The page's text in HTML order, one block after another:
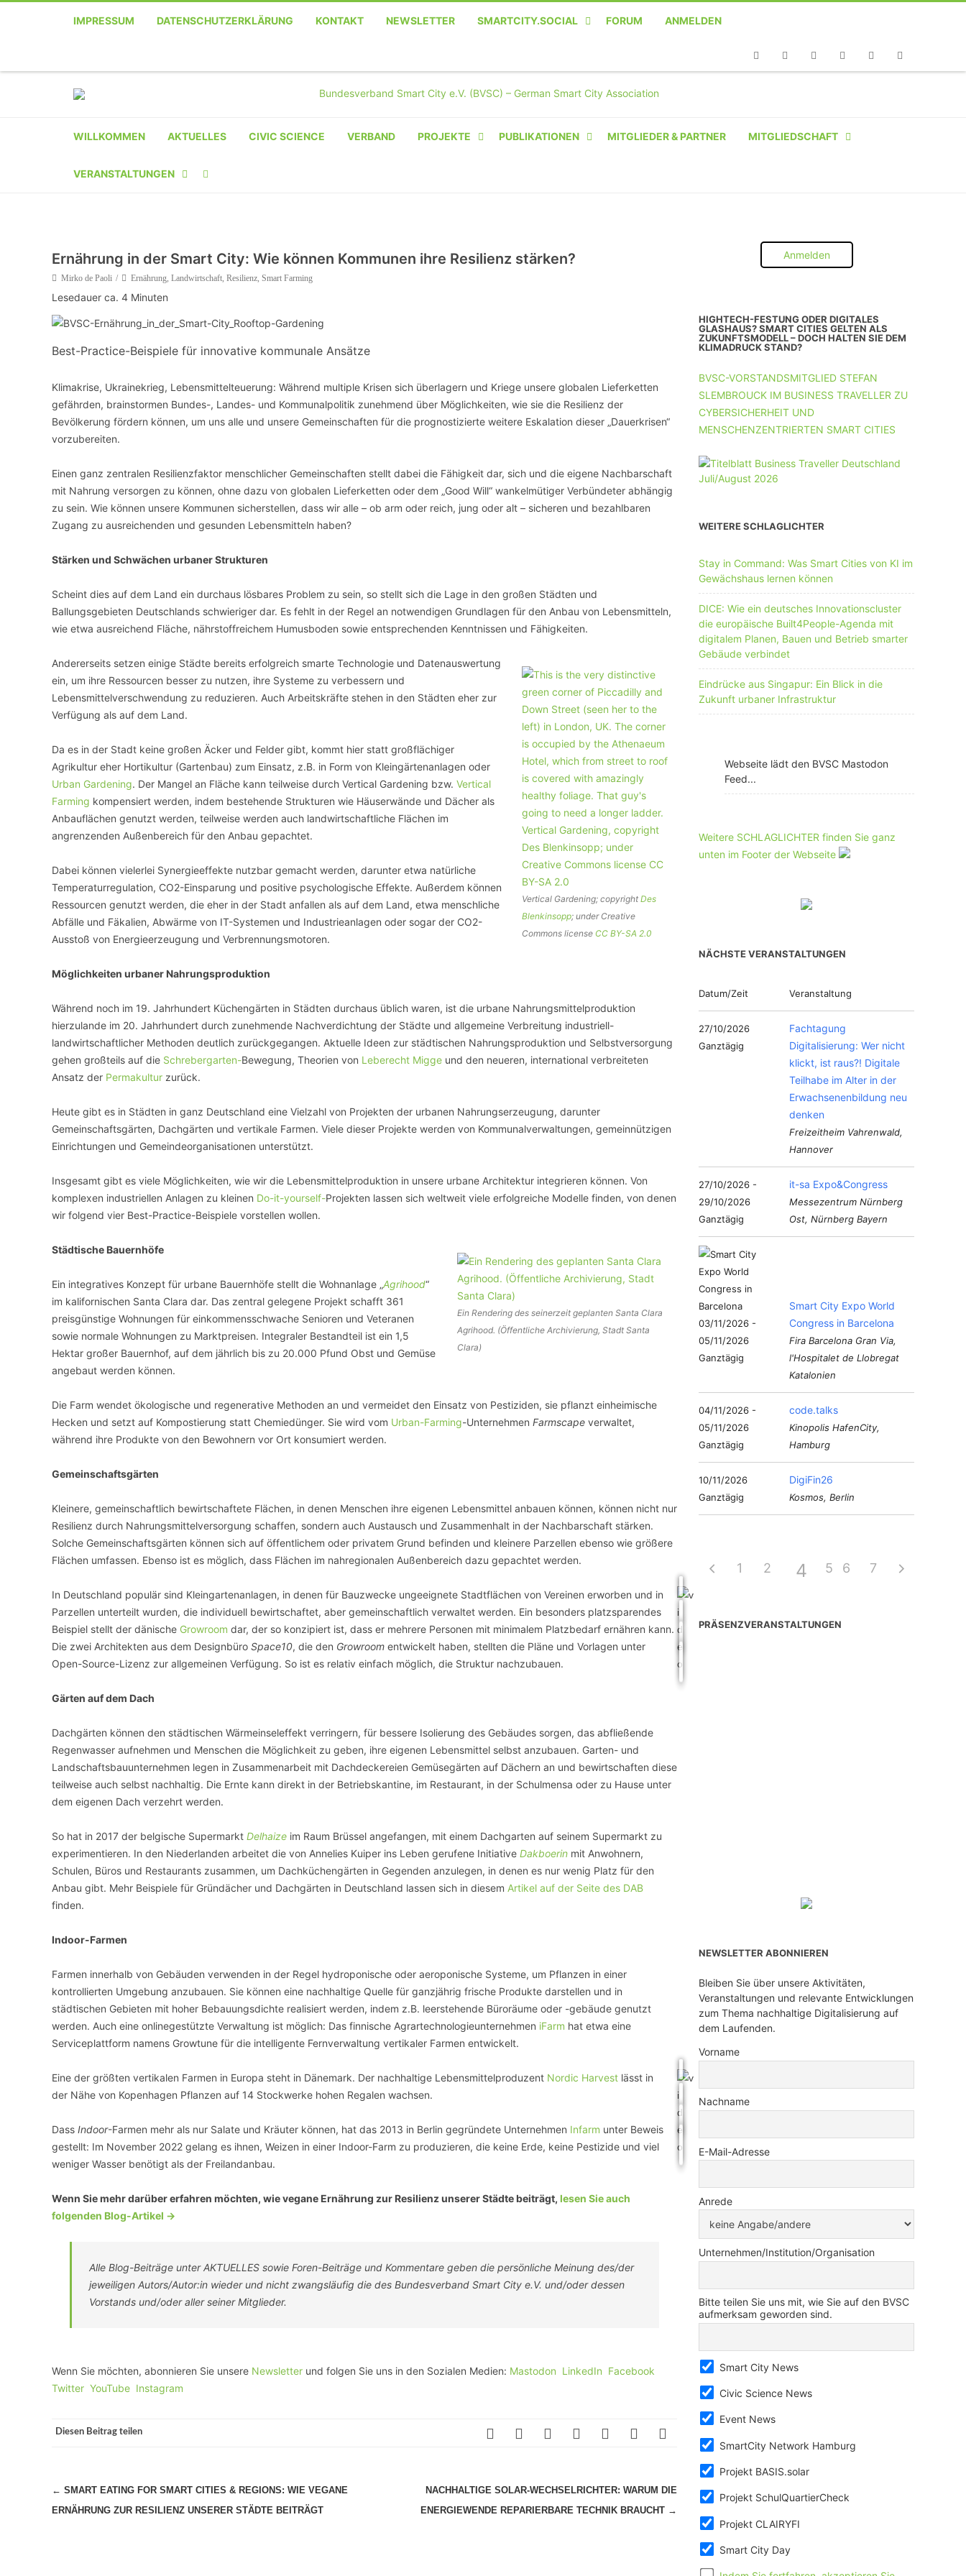
IMPRESSUM DATENSCHUTZERKLÄRUNG KONTAKT NEWSLETTER SMARTCITY.SOCIAL FORUM ANMELDEN
WILLKOMMEN AKTUELLES CIVIC SCIENCE VERBAND PROJEKTE
BUILDINGS
SMART CITY TERMINOLOGIE
UPSCHOOLING
PUBLIKATIONEN MITGLIEDER & PARTNER MITGLIEDSCHAFT
INSTITUTION
UNTERNEHMEN MIT 11-50 MA
VERANSTALTUNGEN
REGISTRIERUNG
VERANSTALTUNG
EINREICHEN
VERANSTALTUNGSORTE
Ernährung in der Smart City: Wie können Kommunen ihre Resilienz stärken?
Mirko de Paoli Ernährung, Landwirtschaft, Resilienz, Smart Farming
Lesedauer ca. 4 Minuten
Best-Practice-Beispiele für innovative kommunale Ansätze
Klimakrise, Ukrainekrieg, Lebensmittelteuerung: Während multiple Krisen sich überlagern und Kriege unsere globalen Lieferketten
gefährden, brainstormen Bundes-, Landes- und Kommunalpolitik zunehmend über Möglichkeiten, wie sie die Resilienz der
Bevölkerung fördern können, um uns alle und unsere Gemeinschaften für die prognostizierte weitere Eskalation dieser „Dauerkrisen“
vorzubereiten.
Einen ganz zentralen Resilienzfaktor menschlicher Gemeinschaften stellt dabei die Fähigkeit dar, sich und die eigene Nachbarschaft
mit Nahrung versorgen zu können, ohne dazu von globalen Lieferketten oder dem „Good Will“ wankelmütiger Verbündeter abhängig
zu sein. Wie können unsere Kommunen sicherstellen, dass wir alle – ob arm oder reich, jung oder alt – sicheren und bezahlbaren
Zugang zu ausreichenden und gesunden Lebensmitteln haben?
Stärken und Schwächen urbaner Strukturen
Scheint dies auf dem Land ein durchaus lösbares Problem zu sein, so stellt sich die Lage in den großen Städten und
Ballungsgebieten ­Deutschlands schwieriger dar. Es fehlt in der Regel an notwendigen Grundlagen für den Anbau von Lebensmitteln,
wie etwa ausreichend Fläche, nährstoffreichem Humusboden sowie entsprechenden Kenntnissen und Fähigkeiten.
Vertical Gardening; copyright Des
Blenkinsopp; under Creative
Commons license CC BY-SA 2.0
Andererseits setzen einige Städte bereits erfolgreich smarte Technologie und Datenauswertung
ein, um ihre Ressourcen besser zu nutzen, ihre Systeme zu verbessern und
Lebensmittelverschwendung zu reduzieren. Auch Arbeitskräfte stehen in den Städten eher zur
Verfügung als auf dem Land.
Da es in der Stadt keine großen Äcker und Felder gibt, kommt hier statt großflächiger
Agrikultur eher Hortikultur (Gartenbau) zum Einsatz, z.B. in Form von Kleingärtenanlagen oder
Urban Gardening. Der Mangel an Fläche kann teilweise durch Vertical Gardening bzw. Vertical
Farming kompensiert werden, indem bestehende Strukturen wie Häuserwände und Dächer als
Anbauflächen genutzt werden, teilweise werden auch landwirtschaftliche Flächen im
angrenzenden Außenbereich für den Anbau gepachtet.
Dabei können vielerlei Synergieeffekte nutzbar gemacht werden, darunter etwa natürliche
Temperaturregulation, CO2-Einsparung und positive psychologische Effekte. Außerdem können
Ressourcen genutzt werden, die eher in der Stadt anfallen als auf dem Land, etwa menschliche
Abfälle und Fäkalien, Abwärme von IT-Systemen und Industrieanlagen oder sogar der CO2-
Ausstoß von Energieerzeugung und Verbrennungsmotoren.
Möglichkeiten urbaner Nahrungsproduktion
Während noch im 19. Jahrhundert Küchengärten in Städten durchaus üblich waren, ist die urbane Nahrungsmittelproduktion
hierzulande im 20. Jahrhundert durch zunehmende Nachverdichtung der Städte und allgemeine Verbreitung industriell-
landwirtschaftlicher Methoden deutlich zurückgegangen. Aktuelle Ideen zur städtischen Nahrungsproduktion und Selbstversorgung
gehen großteils auf die Schrebergarten-Bewegung, Theorien von Leberecht Migge und den neueren, international verbreiteten
Ansatz der Permakultur zurück.
Heute gibt es in Städten in ganz Deutschland eine Vielzahl von Projekten der urbanen Nahrungserzeugung, darunter
Gemeinschaftsgärten, Dachgärten und vertikale Farmen. Viele dieser Projekte werden von Kommunalverwaltungen, gemeinnützigen
Einrichtungen und Gemeindeorganisationen unterstützt.
Insgesamt gibt es viele Möglichkeiten, wie wir die Lebensmittelproduktion in unsere urbane Architektur integrieren können. Von
komplexen industriellen Anlagen zu kleinen Do-it-yourself-Projekten lassen sich weltweit viele erfolgreiche Modelle finden, von denen
wir folgend vier Best-Practice-Beispiele vorstellen wollen.
Ein Rendering des seinerzeit geplanten Santa Clara
Agrihood. (Öffentliche Archivierung, Stadt Santa
Clara)
Städtische Bauernhöfe
Ein integratives Konzept für urbane Bauernhöfe stellt die Wohnanlage „Agrihood“
im kalifornischen Santa Clara dar. Das zentral gelegene Projekt schafft 361
preisgünstige Wohnungen für einkommensschwache Senioren und Veteranen
sowie normale Wohnungen zu Marktpreisen. Integraler Bestandteil ist ein 1,5
Hektar großer Bauernhof, auf dem jährlich bis zu 20.000 Pfund Obst und Gemüse
angebaut werden können.
Die Farm wendet ökologische und regenerative Methoden an und vermeidet den Einsatz von Pestiziden, sie pflanzt einheimische
Hecken und setzt auf Kompostierung statt Chemiedünger. Sie wird vom Urban-Farming-Unternehmen Farmscape verwaltet,
während ihre Produkte von den Bewohnern vor Ort konsumiert werden.
Gemeinschaftsgärten
Kleinere, gemeinschaftlich bewirtschaftete Flächen, in denen Menschen ihre eigenen Lebensmittel anbauen können, können nicht nur
Resilienz durch Nahrungsmittelversorgung schaffen, sondern auch Austausch und Zusammenhalt in der Nachbarschaft stärken.
Solche Gemeinschaftsgärten können sich auf öffentlichem oder privatem Grund befinden und kleinere Parzellen ebenso wie größere
Flächen umfassen. Ebenso ist es möglich, dass Flächen im nahregionalen Außenbereich dazu gepachtet werden.
In Deutschland populär sind Kleingartenanlagen, in denen für Bauzwecke ungeeignete Stadtflächen von Vereinen erworben und in
Parzellen unterteilt wurden, die individuell bewirtschaftet, aber gemeinschaftlich verwaltet werden. Ein besonders platzsparendes
Beispiel stellt der dänische Growroom dar, der so konzipiert ist, dass er mehrere Personen mit minimalem Platzbedarf ernähren kann.
Die zwei Architekten aus dem Designbüro Space10, die den Growroom entwickelt haben, stellten die Pläne und Vorlagen unter
Open-Source-Lizenz zur allgemeinen Verfügung. So ist es relativ einfach möglich, die Struktur nachzubauen.
Gärten auf dem Dach
Dachgärten können den städtischen Wärmeinseleffekt verringern, für bessere Isolierung des Gebäudes sorgen, das abfließende
Regenwasser aufnehmen und Menschen die Möglichkeit zu geben, ihre eigenen Lebensmittel selbst anzubauen. Garten- und
Landschaftsbauunternehmen legen in Zusammenarbeit mit Dachdeckereien Gemüsegärten auf Dächern an und bewirtschaften diese
teilweise auch selbst nachhaltig. Die Ernte kann direkt in der Betriebskantine, im Restaurant, in der Schulmensa oder zu Hause unter
dem eigenen Dach verzehrt werden.
So hat in 2017 der belgische Supermarkt Delhaize im Raum Brüssel angefangen, mit einem Dachgarten auf seinem Supermarkt zu
experimentieren. In den Niederlanden arbeitet die von Annelies Kuiper ins Leben gerufene Initiative Dakboerin mit Anwohnern,
Schulen, Büros und Restaurants zusammen, um Dachküchengärten in Gegenden anzulegen, in denen es nur wenig Platz für den
Anbau gibt. Mehr Beispiele für Gründächer und Dachgärten in Deutschland lassen sich in diesem Artikel auf der Seite des DAB
finden.
Indoor-Farmen
Farmen innerhalb von Gebäuden verwenden in der Regel hydroponische oder aeroponische Systeme, um Pflanzen in einer
kontrollierten Umgebung anzubauen. Sie können eine nachhaltige Quelle für ganzjährig frische Produkte darstellen und in
städtischen Gebieten mit hoher Bebauungsdichte realisiert werden, indem z.B. leerstehende Büroräume oder -gebäude genutzt
werden. Auch eine onlinegestützte Verwaltung ist möglich: Das finnische Agrartechnologieunternehmen iFarm hat etwa eine
Serviceplattform namens Growtune für die intelligente Fernverwaltung vertikaler Farmen entwickelt.
Eine der größten vertikalen Farmen in Europa steht in Dänemark. Der nachhaltige Lebensmittelproduzent Nordic Harvest lässt in
der Nähe von Kopenhagen Pflanzen auf 14 Stockwerke hohen Regalen wachsen.
Dass Indoor-Farmen mehr als nur Salate und Kräuter können, hat das 2013 in Berlin gegründete Unternehmen Infarm unter Beweis
gestellt: Im November 2022 gelang es ihnen, Weizen in einer Indoor-Farm zu produzieren, die keine Erde, keine Pestizide und viel
weniger Wasser benötigt als der Freilandanbau.
Wenn Sie mehr darüber erfahren möchten, wie vegane Ernährung zur Resilienz unserer Städte beiträgt, lesen Sie auch
folgenden Blog-Artikel ->
Alle Blog-Beiträge unter AKTUELLES sowie Foren-Beiträge und Kommentare geben die persönliche Meinung des/der
jeweiligen Autors/Autor:in wieder und nicht zwangsläufig die des Bundesverband Smart City e.V. und/oder dessen
Vorstands und/oder aller seiner Mitglieder.
Wenn Sie möchten, abonnieren Sie unsere Newsletter und folgen Sie uns in den Sozialen Medien: Mastodon LinkedIn Facebook
Twitter YouTube Instagram
Diesen Beitrag teilen
Beitragsnavigation
← SMART EATING FOR SMART CITIES & REGIONS: WIE VEGANE
ERNÄHRUNG ZUR RESILIENZ UNSERER STÄDTE BEITRÄGT
NACHHALTIGE SOLAR-WECHSELRICHTER: WARUM DIE
ENERGIEWENDE REPARIERBARE TECHNIK BRAUCHT →
Anmelden
HIGHTECH-FESTUNG ODER DIGITALES
GLASHAUS? SMART CITIES GELTEN ALS
ZUKUNFTSMODELL – DOCH HALTEN SIE DEM
KLIMADRUCK STAND?
BVSC-VORSTANDSMITGLIED STEFAN
SLEMBROUCK IM BUSINESS TRAVELLER ZU
CYBERSICHERHEIT UND
MENSCHENZENTRIERTEN SMART CITIES
WEITERE SCHLAGLICHTER
Stay in Command: Was Smart Cities von KI im
Gewächshaus lernen können
DICE: Wie ein deutsches Innovationscluster
die europäische Built4People-Agenda mit
digitalem Planen, Bauen und Betrieb smarter
Gebäude verbindet
Eindrücke aus Singapur: Ein Blick in die
Zukunft urbaner Infrastruktur
Webseite lädt den BVSC Mastodon
Feed...
Weitere SCHLAGLICHTER finden Sie ganz
unten im Footer der Webseite
NÄCHSTE VERANSTALTUNGEN
Datum/Zeit Veranstaltung
27/10/2026
Ganztägig
Fachtagung
Digitalisierung: Wer nicht
klickt, ist raus?! Digitale
Teilhabe im Alter in der
Erwachsenenbildung neu
denken
Freizeitheim Vahrenwald,
Hannover
27/10/2026 -
29/10/2026
Ganztägig
it-sa Expo&Congress
Messezentrum Nürnberg
Ost, Nürnberg Bayern
03/11/2026 -
05/11/2026
Ganztägig
Smart City Expo World
Congress in Barcelona
Fira Barcelona Gran Via,
l'Hospitalet de Llobregat
Katalonien
04/11/2026 -
05/11/2026
Ganztägig
code.talks
Kinopolis HafenCity,
Hamburg
10/11/2026
Ganztägig
DigiFin26
Kosmos, Berlin
1 2 34 5 6 7
PRÄSENZVERANSTALTUNGEN
NEWSLETTER ABONNIEREN
Bleiben Sie über unsere Aktivitäten,
Veranstaltungen und relevante Entwicklungen
zum Thema nachhaltige Digitalisierung auf
dem Laufenden.
Vorname
Nachname
E-Mail-Adresse
Anrede
Unternehmen/Institution/Organisation
Bitte teilen Sie uns mit, wie Sie auf den BVSC
aufmerksam geworden sind.
Smart City News
Civic Science News
Event News
SmartCity Network Hamburg
Projekt BASIS.solar
Projekt SchulQuartierCheck
Projekt CLAIRYFI
Smart City Day